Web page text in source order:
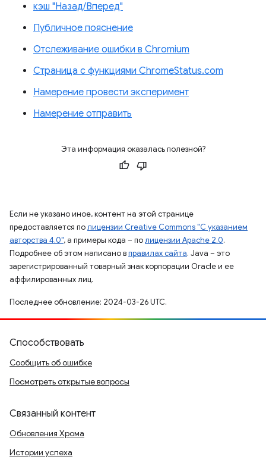
кэш "Назад/Вперед"
Публичное пояснение
Отслеживание ошибки в Chromium
Страница с функциями ChromeStatus.com
Намерение провести эксперимент
Намерение отправить
Эта информация оказалась полезной?
Если не указано иное, контент на этой странице
предоставляется полицензии Creative Commons "С указанием
авторства 4.0", а примеры кода – полицензии Apache 2.0.
Подробнее об этом написано вправилах сайта. Java – это
зарегистрированный товарный знак корпорации Oracle и ее
аффилированных лиц.
Последнее обновление: 2024-03-26 UTC.
Способствовать
Сообщить об ошибке
Посмотреть открытые вопросы
Связанный контент
Обновления Хрома
Истории успеха